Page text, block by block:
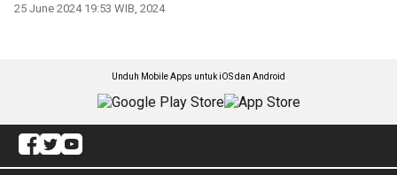
25 June 2024 19:53 WIB, 2024
Unduh Mobile Apps untuk iOS dan Android